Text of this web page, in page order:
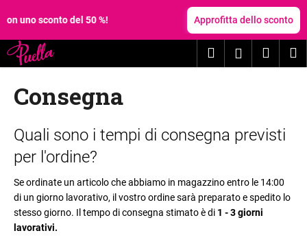
del 50 %! Approfitta dello sconto
RicercaAccesso
Consegna
E
l
e
n
c
o
Quali sono i tempi di consegna previsti
per l'ordine?
Se ordinate un articolo che abbiamo in magazzino entro le 14:00
di un giorno lavorativo, il vostro ordine sarà preparato e spedito lo
stesso giorno. Il tempo di consegna stimato è di 1 - 3 giorni
lavorativi.
a
r
r
al negozio
al negozio
C
o
s
a
s
t
a
t
e
c